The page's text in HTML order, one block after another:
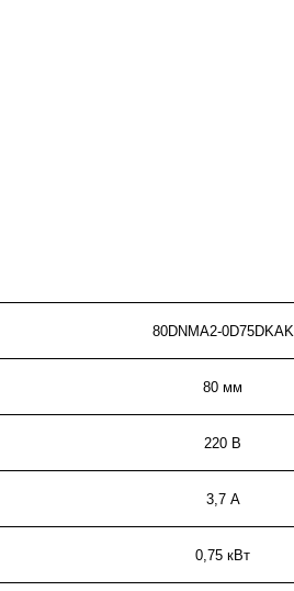
80DNMA2-0D75DKAK
80 мм
220 В
3,7 А
0,75 кВт